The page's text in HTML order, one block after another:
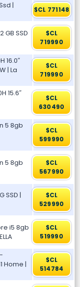
|
$CL 771148
GB SSD
$CL
719990
16.0″
| La
$CL
719990
15.6″
$CL
630490
5 8gb
$CL
599990
5 8gb
$CL
567990
SSD |
$CL
529990
i5 8gb
$CL
519990
Home |
$CL
514784